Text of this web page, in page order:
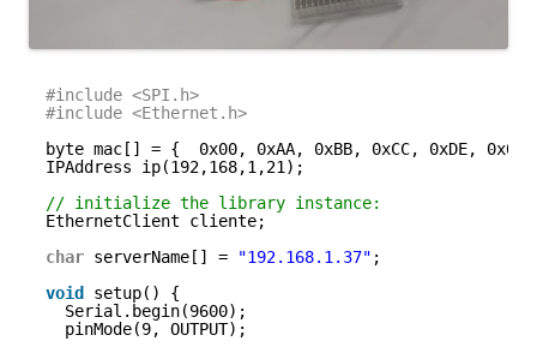
#include <SPI.h>
#include <Ethernet.h>
byte mac[] = {  0x00, 0xAA, 0xBB, 0xCC, 0xDE,
IPAddress ip(192,168,1,21);
// initialize the library instance:
EthernetClient cliente;
char serverName[] = "192.168.1.37" ;
void
setup() {
Serial.begin(9600);
pinMode(9, OUTPUT);